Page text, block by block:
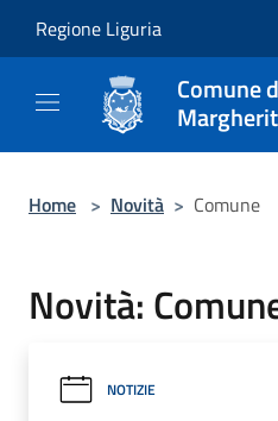
Regione Liguria
Comune
Home > Novità > Comune
Novità:
NOTIZIE